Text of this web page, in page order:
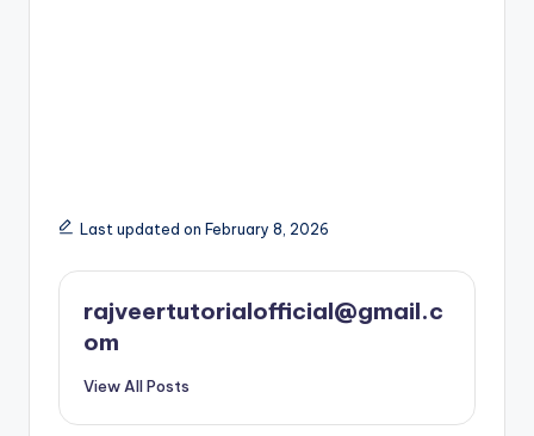
Last updated on February 8, 2026
rajveertutorialofficial@gmail.c
om
View All Posts